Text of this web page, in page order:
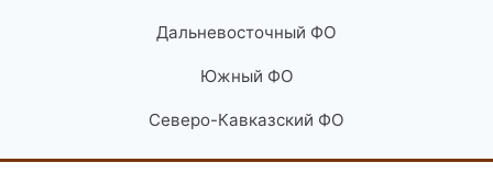
Дальневосточный ФО
Южный ФО
Северо-Кавказский ФО